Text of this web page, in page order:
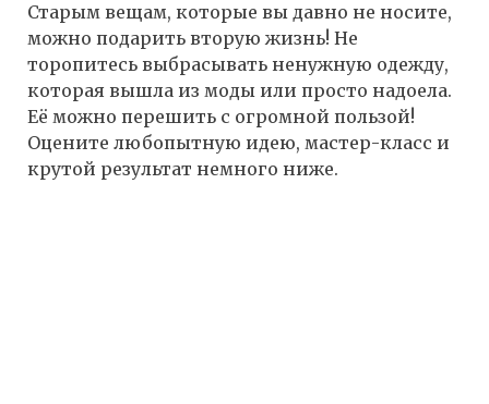
Старым вещам, которые вы давно не носите,
можно подарить вторую жизнь! Не
торопитесь выбрасывать ненужную одежду,
которая вышла из моды или просто надоела.
Её можно перешить с огромной пользой!
Оцените любопытную идею, мастер-класс и
крутой результат немного ниже.